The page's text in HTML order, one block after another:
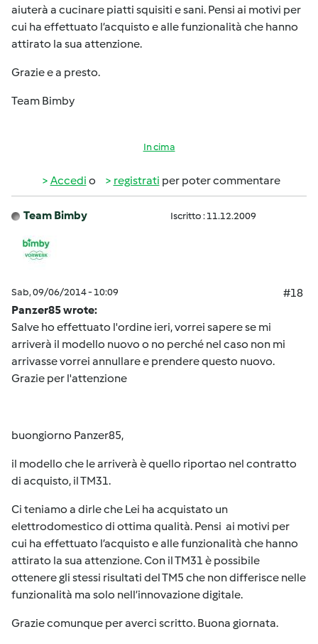
aiuterà a cucinare piatti squisiti e sani. Pensi ai motivi per
cui ha effettuato l’acquisto e alle funzionalità che hanno
attirato la sua attenzione.
Grazie e a presto.
Team Bimby
In cima
Accedi o registrati per poter commentare
Team Bimby Iscritto : 11.12.2009
Sab, 09/06/2014 - 10:09
#18
Panzer85 wrote:
Salve ho effettuato l'ordine ieri, vorrei sapere se mi
arriverà il modello nuovo o no perché nel caso non mi
arrivasse vorrei annullare e prendere questo nuovo.
Grazie per l'attenzione
buongiorno Panzer85,
il modello che le arriverà è quello riportao nel contratto
di acquisto, il TM31.
Ci teniamo a dirle che Lei ha acquistato un
elettrodomestico di ottima qualità. Pensi ai motivi per
cui ha effettuato l’acquisto e alle funzionalità che hanno
attirato la sua attenzione. Con il TM31 è possibile
ottenere gli stessi risultati del TM5 che non differisce nelle
funzionalità ma solo nell’innovazione digitale.
Grazie comunque per averci scritto. Buona giornata.